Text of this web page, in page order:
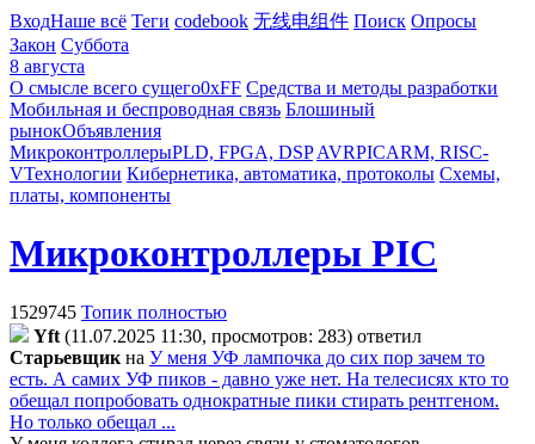
ВходНаше всё Теги codebook 无线电组件 Поиск Опросы
Закон Суббота
8 августа
О смысле всего сущего0xFF Средства и методы разработки
Мобильная и беспроводная связь Блошиный
рынокОбъявления
МикроконтроллерыPLD, FPGA, DSP AVRPICARM, RISC-
VТехнологии Кибернетика, автоматика, протоколы Схемы,
платы, компоненты
Микроконтроллеры PIC
1529745 Топик полностью
Yft (11.07.2025 11:30, просмотров: 283) ответил
Cтapьeвщик на У меня УФ лампочка до сих пор зачем то
есть. А самих УФ пиков - давно уже нет. На телесисях кто то
обещал попробовать однократные пики стирать рентгеном.
Но только обещал ...